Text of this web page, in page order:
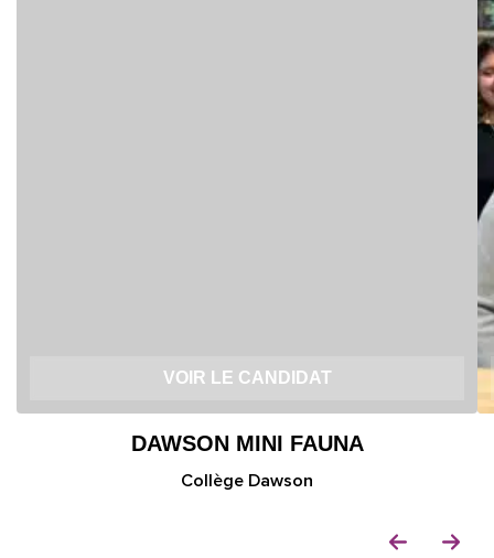
VOIR LE CANDIDAT
DAWSON MINI FAUNA
Collège Dawson